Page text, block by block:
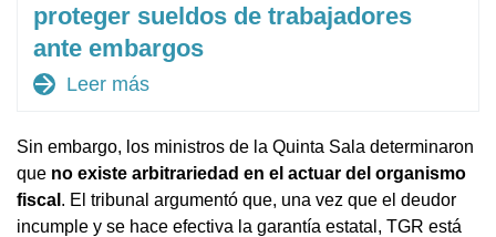
proteger sueldos de trabajadores
ante embargos
arrow_forward Leer más
Sin embargo, los ministros de la Quinta Sala determinaron
que no existe arbitrariedad en el actuar del organismo
fiscal . El tribunal argumentó que, una vez que el deudor
incumple y se hace efectiva la garantía estatal, TGR está